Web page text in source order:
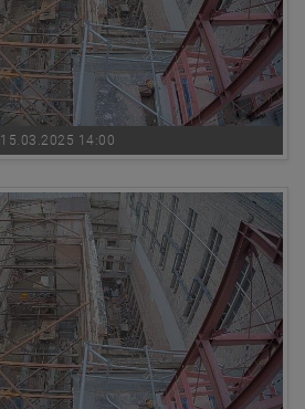
15.03.2025 14:00